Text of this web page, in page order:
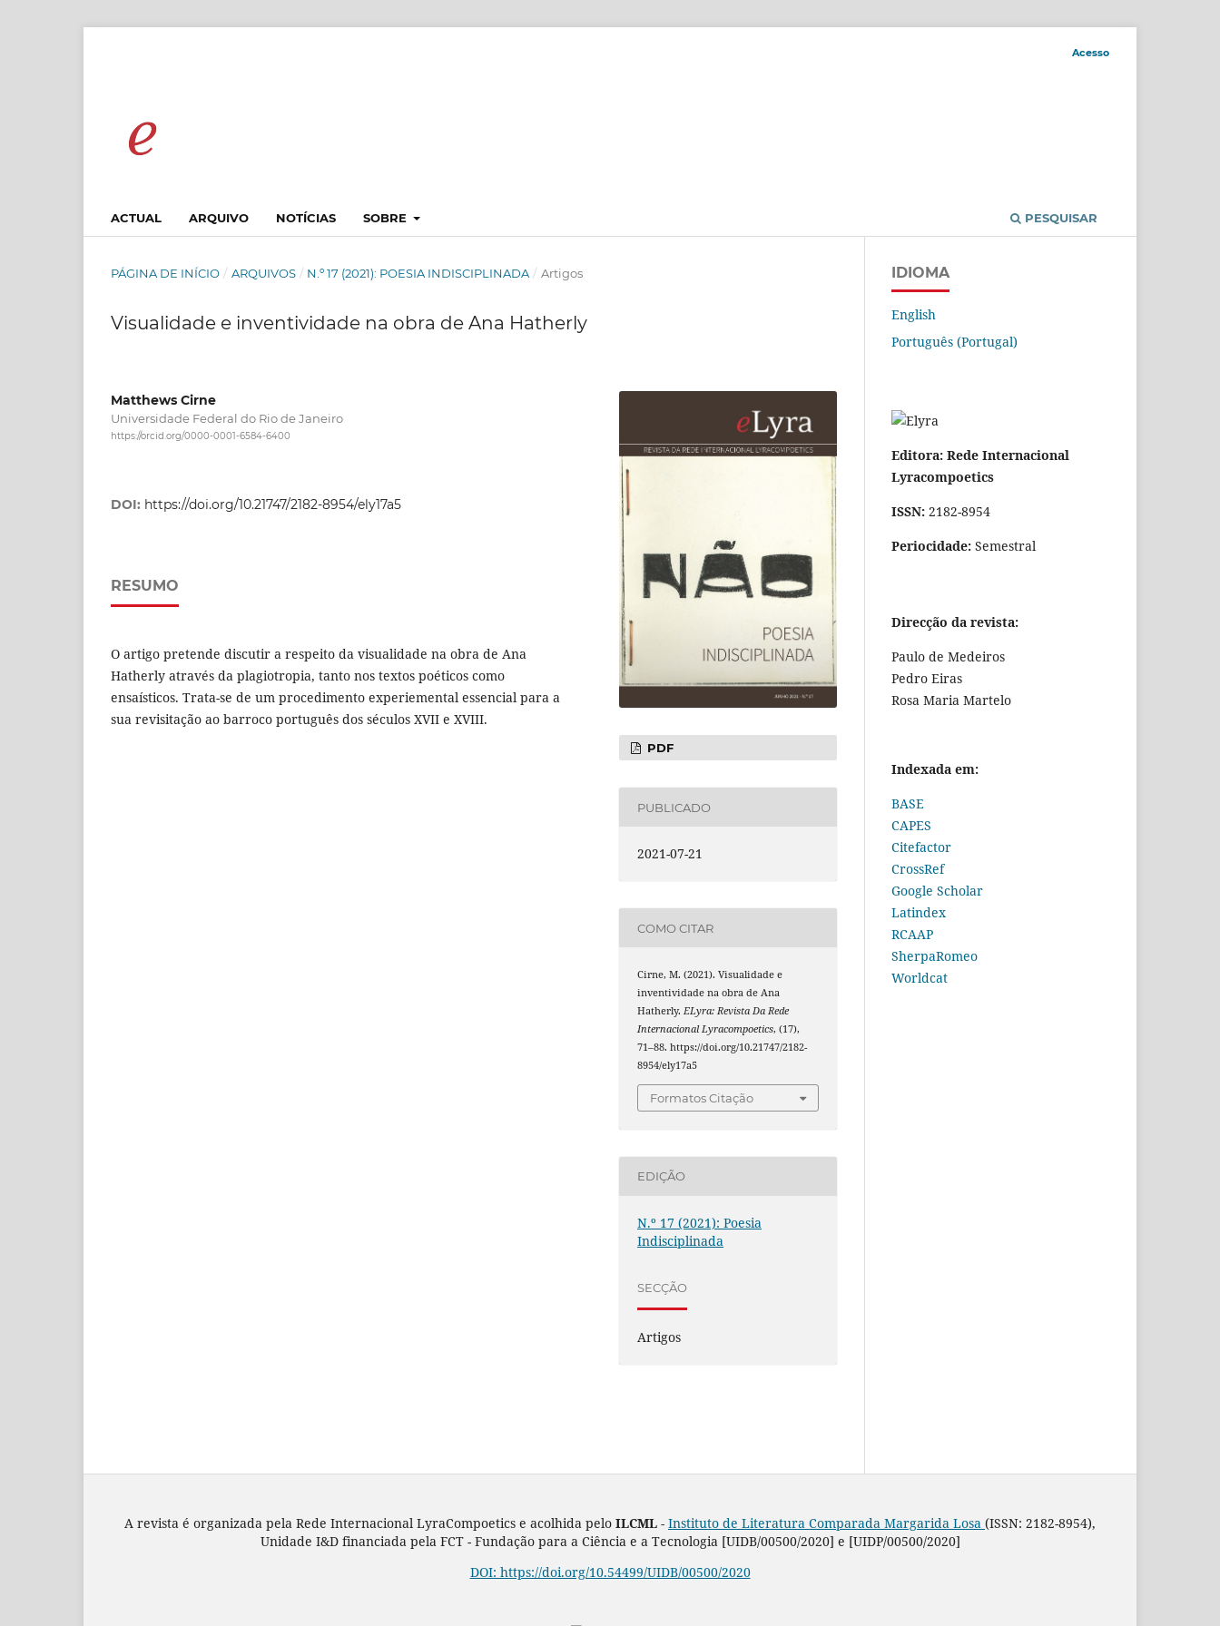
ACTUAL ARQUIVO NOTÍCIAS SOBRE PESQUISAR
Acesso
PÁGINA DE INÍCIO / ARQUIVOS / N.º 17 (2021): POESIA INDISCIPLINADA / Artigos
Visualidade e inventividade na obra de Ana Hatherly
Matthews Cirne
Universidade Federal do Rio de Janeiro
https://orcid.org/0000-0001-6584-6400
DOI: https://doi.org/10.21747/2182-8954/ely17a5
RESUMO
O artigo pretende discutir a respeito da visualidade na obra de Ana
Hatherly através da plagiotropia, tanto nos textos poéticos como
ensaísticos. Trata-se de um procedimento experiemental essencial para a
sua revisitação ao barroco português dos séculos XVII e XVIII.
PDF
PUBLICADO
2021-07-21
COMO CITAR
Cirne, M. (2021). Visualidade e
inventividade na obra de Ana
Hatherly.ELyra: Revista Da Rede
Internacional Lyracompoetics, (17),
71–88. https://doi.org/10.21747/2182-
8954/ely17a5
Formatos Citação
EDIÇÃO
N.º 17 (2021): Poesia
Indisciplinada
SECÇÃO
Artigos
IDIOMA
English
Português (Portugal)
Editora: Rede Internacional
Lyracompoetics
ISSN: 2182-8954
Periocidade: Semestral
Direcção da revista:
Paulo de Medeiros
Pedro Eiras
Rosa Maria Martelo
Indexada em:
BASE
CAPES
Citefactor
CrossRef
Google Scholar
Latindex
RCAAP
SherpaRomeo
Worldcat
A revista é organizada pela Rede Internacional LyraCompoetics e acolhida pelo ILCML - Instituto de Literatura Comparada Margarida Losa (ISSN: 2182-8954),
Unidade I&D financiada pela FCT - Fundação para a Ciência e a Tecnologia [UIDB/00500/2020] e [UIDP/00500/2020]
DOI: https://doi.org/10.54499/UIDB/00500/2020